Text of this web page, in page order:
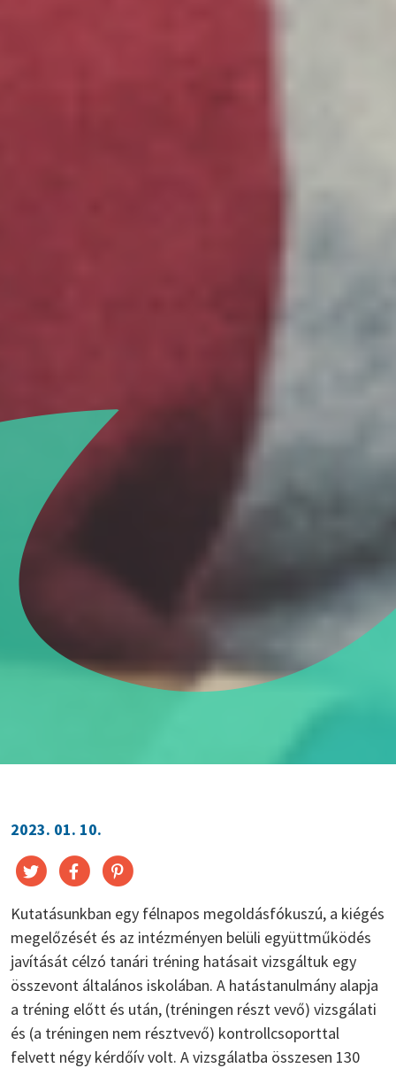
2023. 01. 10.
Kutatásunkban egy félnapos megoldásfókuszú, a kiégés
megelőzését és az intézményen belüli együttműködés
javítását célzó tanári tréning hatásait vizsgáltuk egy
összevont általános iskolában. A hatástanulmány alapja
a tréning előtt és után, (tréningen részt vevő) vizsgálati
és (a tréningen nem résztvevő) kontrollcsoporttal
felvett négy kérdőív volt. A vizsgálatba összesen 130